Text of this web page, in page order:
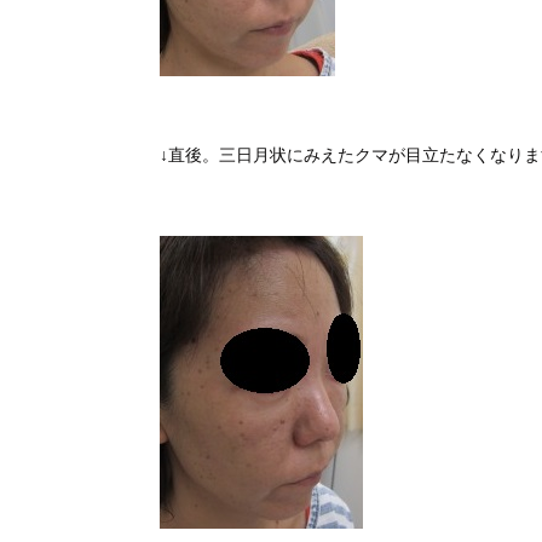
↓直後。三日月状にみえたクマが目立たなくなり